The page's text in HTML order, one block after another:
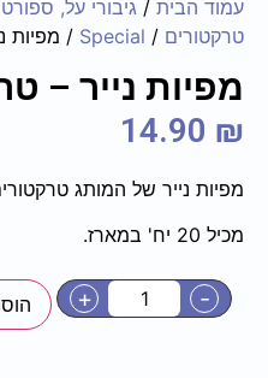
עמוד הבית / גיבורי על, ספורט
טרקטורים /
Special / מפיות
מפיות נייר –
14.90 ₪
מפיות נייר של המותג
מכיל 20 יח' במארז.
-
+